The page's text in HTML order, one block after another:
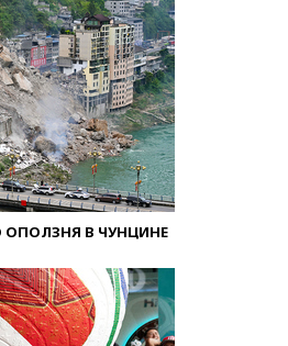
В ЧУНЦИНЕ